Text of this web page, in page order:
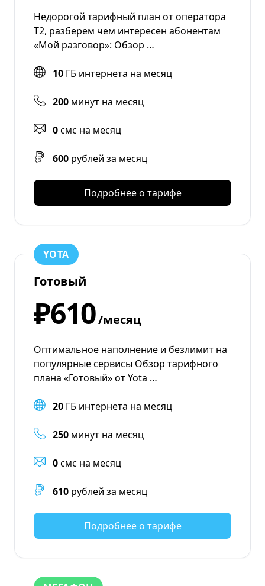
Недорогой тарифный план от оператора
T2, разберем чем интересен абонентам
«Мой разговор»: Обзор …
10 ГБ интернета на месяц
200 минут на месяц
0смс на месяц
600 рублей за месяц
Подробнее о тарифе
YOTA
Готовый
₽610/месяц
Оптимальное наполнение и безлимит на
популярные сервисы Обзор тарифного
плана «Готовый» от Yota …
20 ГБ интернета на месяц
250 минут на месяц
0смс на месяц
610 рублей за месяц
Подробнее о тарифе